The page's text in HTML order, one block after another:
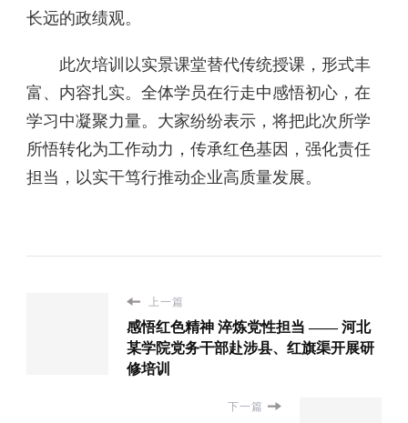
长远的政绩观。
此次培训以实景课堂替代传统授课，形式丰
富、内容扎实。全体学员在行走中感悟初心，在
学习中凝聚力量。大家纷纷表示，将把此次所学
所悟转化为工作动力，传承红色基因，强化责任
担当，以实干笃行推动企业高质量发展。
上一篇
感悟红色精神 淬炼党性担当 —— 河北
某学院党务干部赴涉县、红旗渠开展研
修培训
下一篇